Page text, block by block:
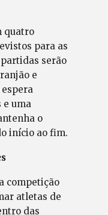
quatro
para as
serão
e
e uma
o
início ao fim.
competição
atletas de
das